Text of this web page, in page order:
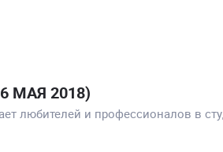
МАЯ 2018)
любителей и профессионалов в